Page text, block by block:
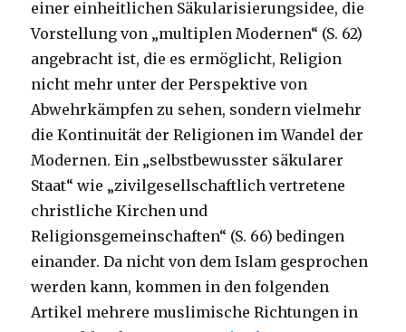
einer einheitlichen Säkularisierungsidee, die
Vorstellung von „multiplen Modernen“ (S. 62)
angebracht ist, die es ermöglicht, Religion
nicht mehr unter der Perspektive von
Abwehrkämpfen zu sehen, sondern vielmehr
die Kontinuität der Religionen im Wandel der
Modernen. Ein „selbstbewusster säkularer
Staat“ wie „zivilgesellschaftlich vertretene
christliche Kirchen und
Religionsgemeinschaften“ (S. 66) bedingen
einander. Da nicht von dem Islam gesprochen
werden kann, kommen in den folgenden
Artikel mehrere muslimische Richtungen in